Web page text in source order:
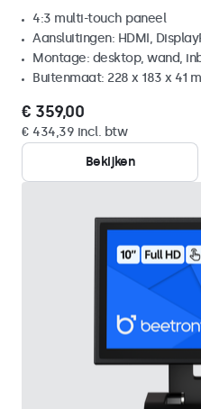
4:3 multi-touch paneel
Aansluitingen: HDMI,
Montage: desktop, wand,
Buitenmaat: 228 x 183 x 41
€ 359,00
€ 434,39 incl. btw
Bekijken